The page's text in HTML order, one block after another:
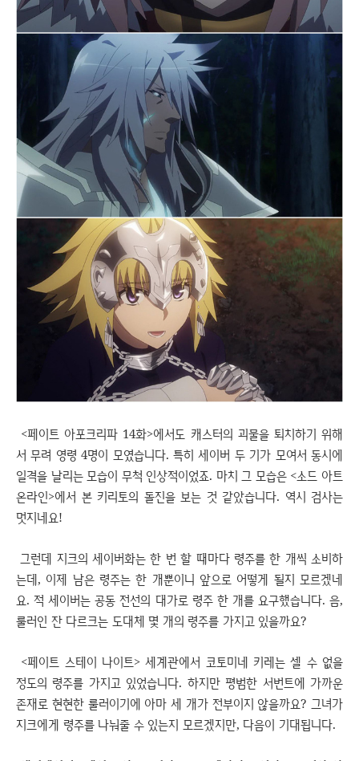
<페이트 아포크리파 14화>에서도 캐스터의 괴물을 퇴치하기 위해
서 무려 영령 4명이 모였습니다. 특히 세이버 두 기가 모여서 동시에
일격을 날리는 모습이 무척 인상적이었죠. 마치 그 모습은 <소드 아트
온라인>에서 본 키리토의 돌진을 보는 것 같았습니다. 역시 검사는
멋지네요!
그런데 지크의 세이버화는 한 번 할 때마다 령주를 한 개씩 소비하
는데, 이제 남은 령주는 한 개뿐이니 앞으로 어떻게 될지 모르겠네
요. 적 세이버는 공동 전선의 대가로 령주 한 개를 요구했습니다. 음,
룰러인 잔 다르크는 도대체 몇 개의 령주를 가지고 있을까요?
<페이트 스테이 나이트> 세계관에서 코토미네 키레는 셀 수 없을
정도의 령주를 가지고 있었습니다. 하지만 평범한 서번트에 가까운
존재로 현현한 룰러이기에 아마 세 개가 전부이지 않을까요? 그녀가
지크에게 령주를 나눠줄 수 있는지 모르겠지만, 다음이 기대됩니다.